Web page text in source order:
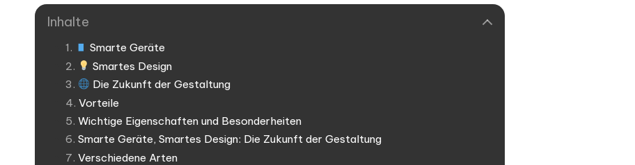
Inhalte
Smarte Geräte
Smartes Design
Die Zukunft der Gestaltung
Vorteile
Wichtige Eigenschaften und Besonderheiten
Smarte Geräte, Smartes Design: Die Zukunft der Gestaltung
Verschiedene Arten